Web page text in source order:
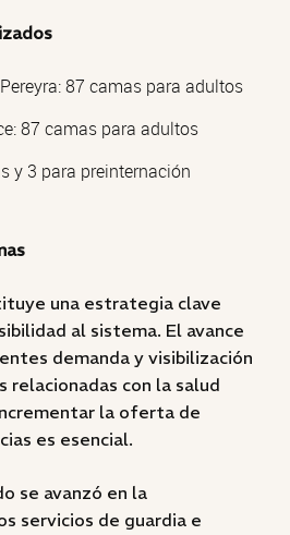
87 camas para adultos
87 camas para adultos
y 3 para preinternación
una estrategia clave
al sistema. El avance
demanda y visibilización
relacionadas con la salud
la oferta de
es esencial.
se avanzó en la
servicios de guardia e